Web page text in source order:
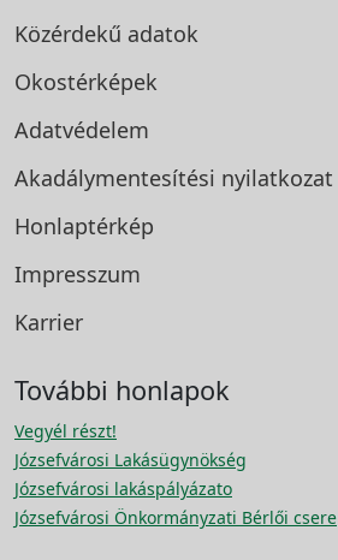
Közérdekű adatok
Okostérképek
Adatvédelem
Akadálymentesítési nyilatkozat
Honlaptérkép
Impresszum
Karrier
További honlapok
Vegyél részt!
Józsefvárosi Lakásügynökség
Józsefvárosi lakáspályázato
Józsefvárosi Önkormányzati Bérlői csere